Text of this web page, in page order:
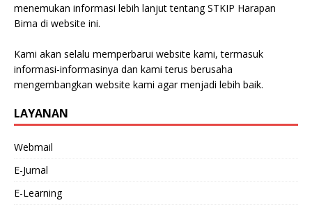
menemukan informasi lebih lanjut tentang STKIP Harapan
Bima di website ini.
Kami akan selalu memperbarui website kami, termasuk
informasi-informasinya dan kami terus berusaha
mengembangkan website kami agar menjadi lebih baik.
LAYANAN
Webmail
E-Jurnal
E-Learning